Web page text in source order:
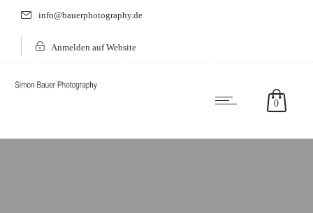
info@bauerphotography.de
Anmelden auf Website
0